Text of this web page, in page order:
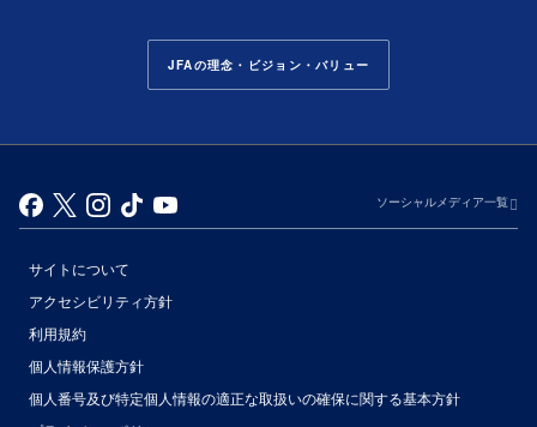
JFAの理念・ビジョン・バリュー
ソーシャルメディア一覧
サイトについて
アクセシビリティ方針
利用規約
個人情報保護方針
個人番号及び特定個人情報の適正な取扱いの確保に関する基本方針